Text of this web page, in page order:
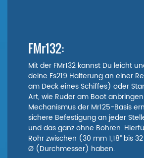
FMr132:
Mit der FMr132 kannst Du leicht
deine Fs219 Halterung an einer
am Deck eines Schiffes) oder
Art, wie Ruder am Boot
Mechanismus der Mr125-Basis
sichere Befestigung an jeder
und das ganz ohne Bohren.
Rohr zwischen (30 mm 1,18“ bis
Ø (Durchmesser) haben.